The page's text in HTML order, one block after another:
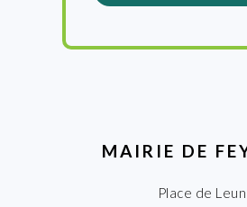
MAIRIE DE
Place de Leun